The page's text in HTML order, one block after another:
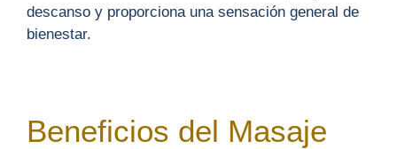
descanso y proporciona una sensación general de
bienestar.
Beneficios del Masaje